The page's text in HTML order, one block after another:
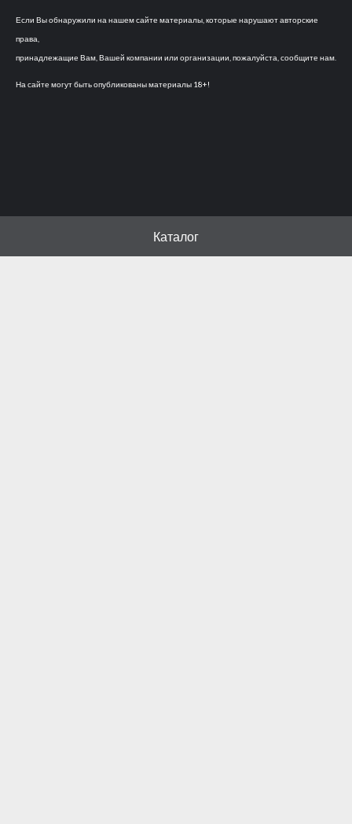
Если Вы обнаружили на нашем сайте материалы, которые нарушают авторские
права,
принадлежащие Вам, Вашей компании или организации, пожалуйста, сообщите нам.
На сайте могут быть опубликованы материалы 18+!
Каталог